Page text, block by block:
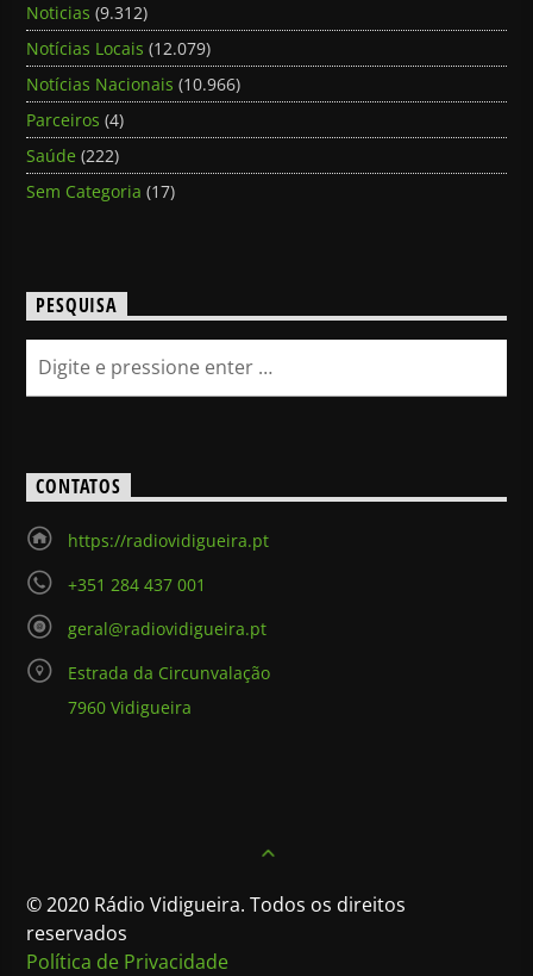
Noticias (9.312)
Notícias Locais (12.079)
Notícias Nacionais (10.966)
Parceiros (4)
Saúde (222)
Sem Categoria (17)
PESQUISA
CONTATOS
https://radiovidigueira.pt
+351 284 437 001
geral@radiovidigueira.pt
Estrada da Circunvalação
7960 Vidigueira
© 2020 Rádio Vidigueira. Todos os direitos
reservados
Política de Privacidade